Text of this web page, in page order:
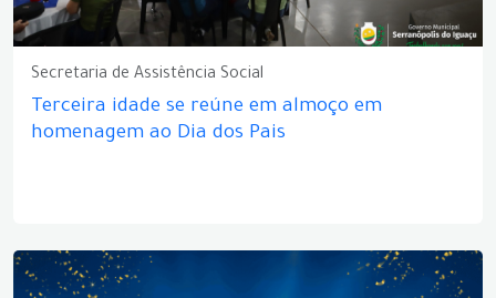
Secretaria de Assistência Social
Terceira idade se reúne em almoço em
homenagem ao Dia dos Pais